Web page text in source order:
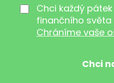
Chci každý
finančního
Chráníme vaše